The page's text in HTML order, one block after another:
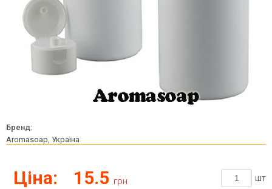
Бренд:
Aromasoap, Україна
Ціна: 15.5 грн шт